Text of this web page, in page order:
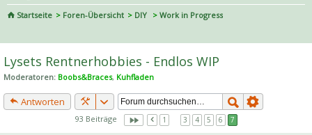
Startseite
Foren-Übersicht DIY
Work in Progress
he
Lysets Rentnerhobbies - Endlos WIP
Moderatoren: Boobs&Braces, Kuhfladen
Antworten
93 Beiträge 1 3 4 5 6 7